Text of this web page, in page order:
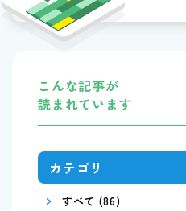
こんな記事が
読まれています
カテゴリ
> すべて (86)